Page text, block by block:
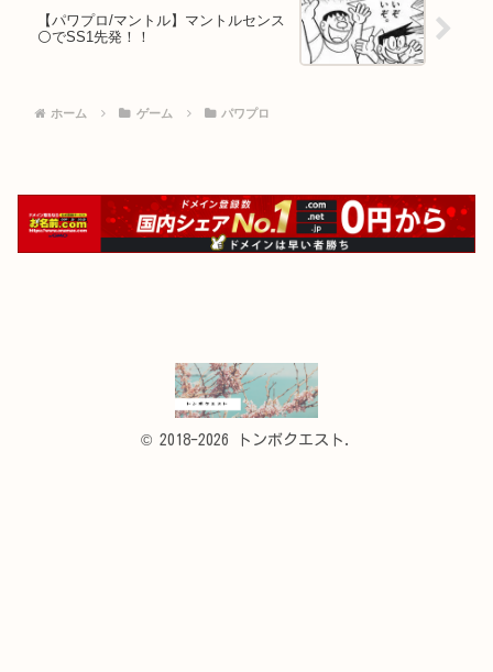
【パワプロ/マントル】マントルセンス
⚪でSS1先発！！
ホーム ゲーム パワプロ
© 2018-2026 トンボクエスト.